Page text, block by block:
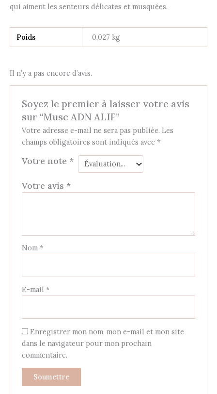
qui aiment les senteurs délicates et musquées.
Poids 0,027 kg
Il n’y a pas encore d’avis.
Soyez le premier à laisser votre avis
sur “Musc ADN ALIF”
Votre adresse e-mail ne sera pas publiée. Les
champs obligatoires sont indiqués avec*
Votre note *
Votre avis *
Nom*
E-mail*
Enregistrer mon nom, mon e-mail et mon site
dans le navigateur pour mon prochain
commentaire.